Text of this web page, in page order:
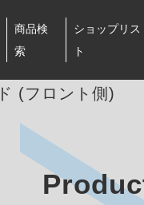
商品検
索
ショップリス
ト
(フロント側)